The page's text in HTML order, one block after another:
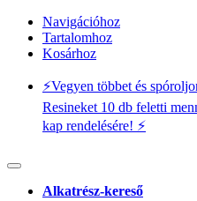
Navigációhoz
Tartalomhoz
Kosárhoz
⚡️Vegyen többet és
Resineket 10 db feletti
kap rendelésére! ⚡️
Alkatrész-kereső